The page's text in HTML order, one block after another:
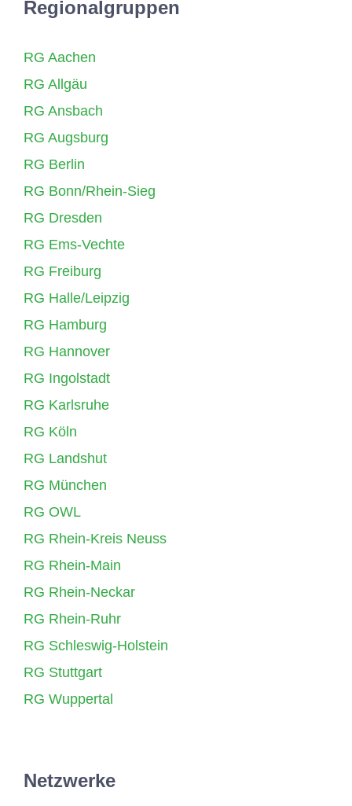
Regionalgruppen
RG Aachen
RG Allgäu
RG Ansbach
RG Augsburg
RG Berlin
RG Bonn/Rhein-Sieg
RG Dresden
RG Ems-Vechte
RG Freiburg
RG Halle/Leipzig
RG Hamburg
RG Hannover
RG Ingolstadt
RG Karlsruhe
RG Köln
RG Landshut
RG München
RG OWL
RG Rhein-Kreis Neuss
RG Rhein-Main
RG Rhein-Neckar
RG Rhein-Ruhr
RG Schleswig-Holstein
RG Stuttgart
RG Wuppertal
Netzwerke